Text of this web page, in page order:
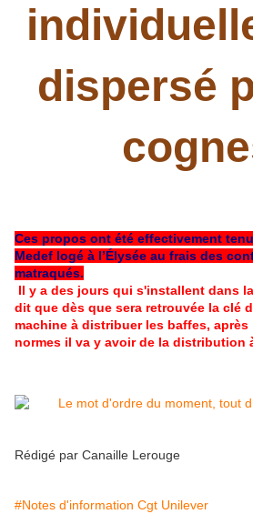
dispersé
Ces propos ont été effectivement tenu
Medef logé à l’Élysée au frais des
matraqués.
Il y a des jours qui s'installent dans
dit que dès que sera retrouvée la clé
machine à distribuer les baffes,
normes il va y avoir de la distribution
Rédigé par Canaille Lerouge
#Notes d'information Cgt Unilever